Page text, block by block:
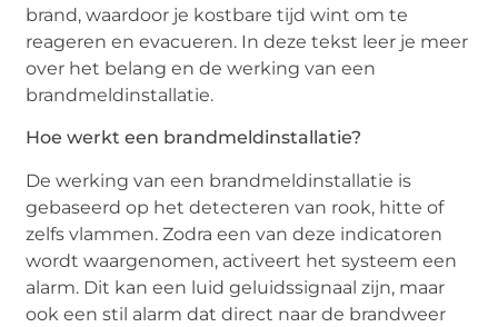
brand, waardoor je kostbare tijd wint om te
reageren en evacueren. In deze tekst leer je meer
over het belang en de werking van een
brandmeldinstallatie.
Hoe werkt een brandmeldinstallatie?
De werking van een brandmeldinstallatie is
gebaseerd op het detecteren van rook, hitte of
zelfs vlammen. Zodra een van deze indicatoren
wordt waargenomen, activeert het systeem een
alarm. Dit kan een luid geluidssignaal zijn, maar
ook een stil alarm dat direct naar de brandweer